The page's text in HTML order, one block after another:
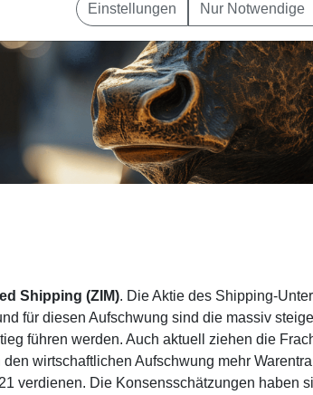
Shipping (ZIM). Die Aktie des Shipping-
für diesen Aufschwung sind die massiv
führen werden. Auch aktuell ziehen die
wirtschaftlichen Aufschwung mehr
verdienen. Die Konsensschätzungen haben
Einstellungen Nur Notwendige